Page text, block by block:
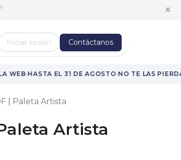
✕
Iniciar sesión Contáctanos
WEB·HASTA EL 31 DE AGOSTO·NO TE LAS
| Paleta Artista
Artista